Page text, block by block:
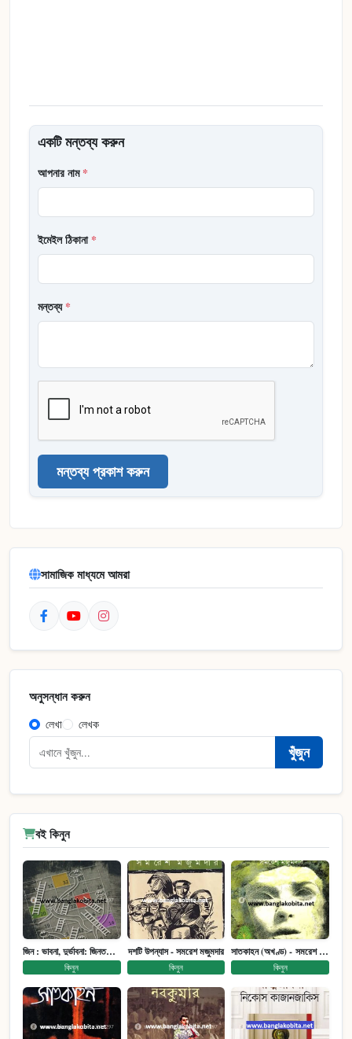
একটি মন্তব্য করুন
আপনার নাম*
ইমেইল ঠিকানা*
মন্তব্য*
মন্তব্য প্রকাশ করুন
সামাজিক মাধ্যমে আমরা
অনুসন্ধান করুন
লেখা লেখক
খুঁজুন
বই কিনুন
জিন : ভাবনা, দুর্ভাবনা: জিনতত্ত্ব সমাজ ইতিহাস (পেপারব্যাক)
কিনুন
দশটি উপন্যাস - সমরেশ মজুমদার
কিনুন
সাতকাহন (অখণ্ড) - সমরেশ মজুমদার
কিনুন